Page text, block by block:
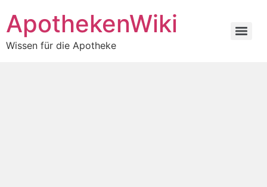
ApothekenWiki
Wissen für die Apotheke